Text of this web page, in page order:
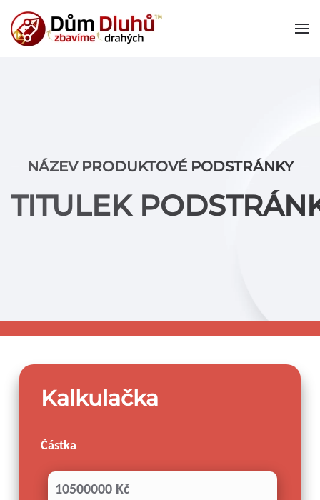
NÁZEV PRODUKTOVÉ PODSTRÁNKY
TITULEK
Kalkulačka
Částka
10500000 Kč